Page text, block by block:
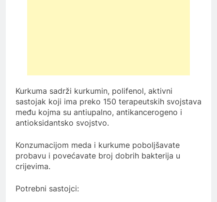
Kurkuma sadrži kurkumin, polifenol, aktivni
sastojak koji ima preko 150 terapeutskih svojstava
među kojma su antiupalno, antikancerogeno i
antioksidantsko svojstvo.
Konzumacijom meda i kurkume poboljšavate
probavu i povećavate broj dobrih bakterija u
crijevima.
Potrebni sastojci: